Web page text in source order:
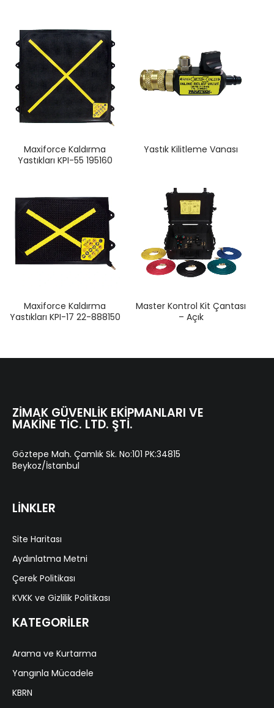
Maxiforce Kaldırma
Yastıkları KPI-55 195160
Yastık Kilitleme Vanası
Maxiforce Kaldırma
Yastıkları KPI-17 22-888150
Master Kontrol Kit Çantası
– Açık
ZIMAK GÜVENLIK EKIPMANLARI VE
MAKINE TIC. LTD. ŞTI.
Göztepe Mah. Çamlık Sk. No:101 PK:34815
Beykoz/İstanbul
LİNKLER
Site Haritası
Aydınlatma Metni
Çerek Politikası
KVKK ve Gizlilik Politikası
KATEGORİLER
Arama ve Kurtarma
Yangınla Mücadele
KBRN